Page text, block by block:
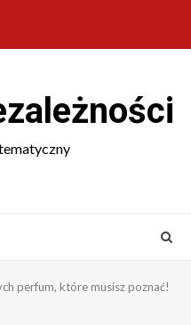
perfum, które musisz poznać!